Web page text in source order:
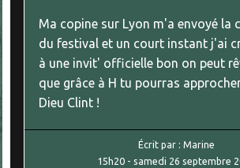
Ma copine sur Lyon m'a envoyé la
du festival et un court instant j'ai
à une invit' officielle bon on peut
que grâce à H tu pourras
Dieu Clint !
Écrit par :Marine
15h20 - samedi 26 septembre